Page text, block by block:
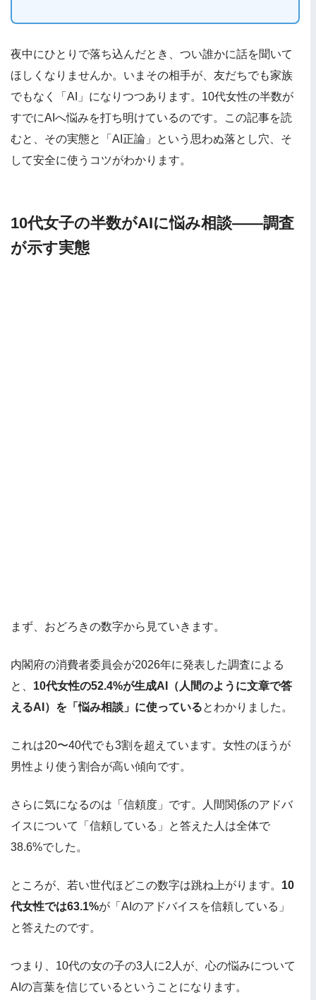
夜中にひとりで落ち込んだとき、つい誰かに話を聞いて
ほしくなりませんか。いまその相手が、友だちでも家族
でもなく「AI」になりつつあります。10代女性の半数が
すでにAIへ悩みを打ち明けているのです。この記事を読
むと、その実態と「AI正論」という思わぬ落とし穴、そ
して安全に使うコツがわかります。
10代女子の半数がAIに悩み相談——調査
が示す実態
まず、おどろきの数字から見ていきます。
内閣府の消費者委員会が2026年に発表した調査による
と、 10代女性の52.4%が生成AI（人間のように文章で答
えるAI）を「悩み相談」に使っているとわかりました。
これは20〜40代でも3割を超えています。女性のほうが
男性より使う割合が高い傾向です。
さらに気になるのは「信頼度」です。人間関係のアドバ
イスについて「信頼している」と答えた人は全体で
38.6%でした。
ところが、若い世代ほどこの数字は跳ね上がります。 10
代女性では63.1%が「AIのアドバイスを信頼している」
と答えたのです。
つまり、10代の女の子の3人に2人が、心の悩みについて
AIの言葉を信じているということになります。